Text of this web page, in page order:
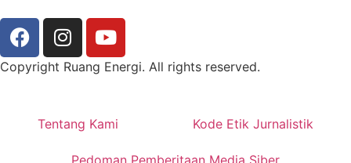
Copyright Ruang Energi. All rights reserved.
Tentang Kami Kode Etik Jurnalistik